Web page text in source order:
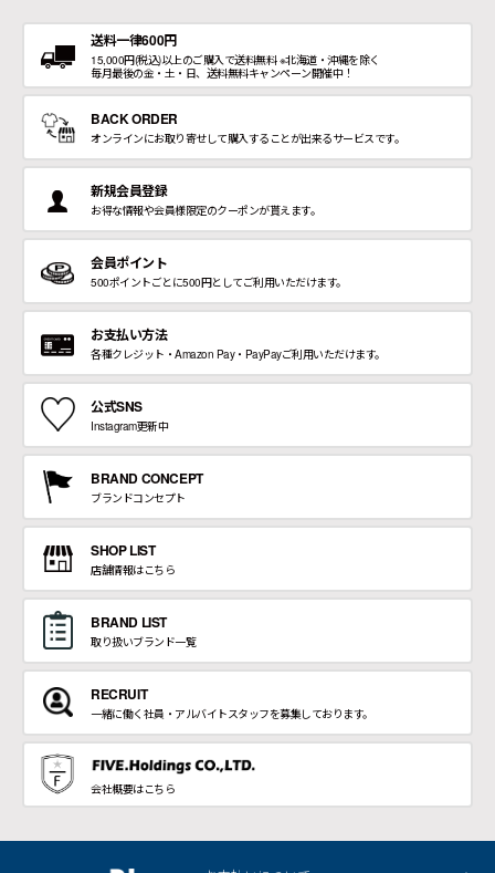
送料一律600円
15,000円(税込)以上のご購入で送料無料 ※北海道・沖縄を除く
毎月最後の金・土・日、送料無料キャンペーン開催中！
BACK ORDER
オンラインにお取り寄せして購入することが出来るサービスです。
新規会員登録
お得な情報や会員様限定のクーポンが貰えます。
会員ポイント
500ポイントごとに500円としてご利用いただけます。
お支払い方法
各種クレジット・Amazon Pay・PayPayご利用いただけます。
公式SNS
Instagram更新中
BRAND CONCEPT
ブランドコンセプト
SHOP LIST
店舗情報はこちら
BRAND LIST
取り扱いブランド一覧
RECRUIT
一緒に働く社員・アルバイトスタッフを募集しております。
会社概要はこちら